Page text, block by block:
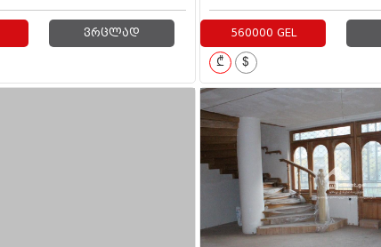
ვრცლად 560000 GEL
₾ $